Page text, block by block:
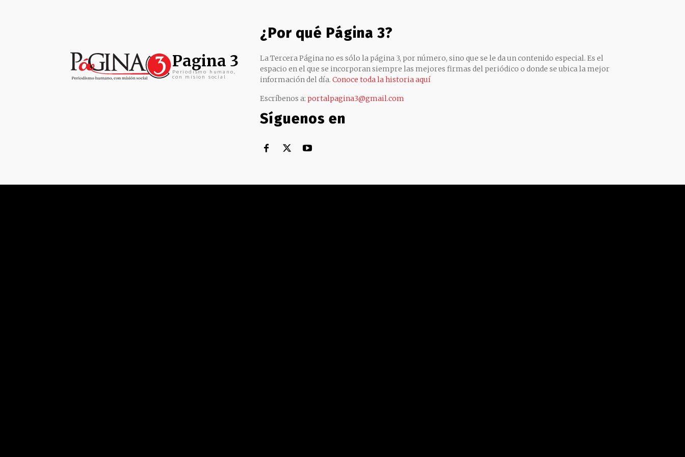
Pagina 3
Periodismo humano,
con mision social
¿Por qué Página 3?
La Tercera Página no es sólo la página 3, por número, sino que se le da un contenido especial. Es el
espacio en el que se incorporan siempre las mejores firmas del periódico o donde se ubica la mejor
información del día. Conoce toda la historia aquí
Escríbenos a: portalpagina3@gmail.com
Síguenos en